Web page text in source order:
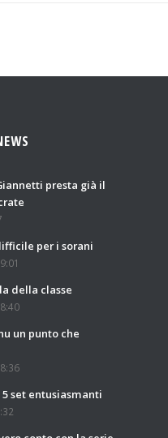
presta già il
per i sorani
della classe
un punto che
5 set entusiasmanti